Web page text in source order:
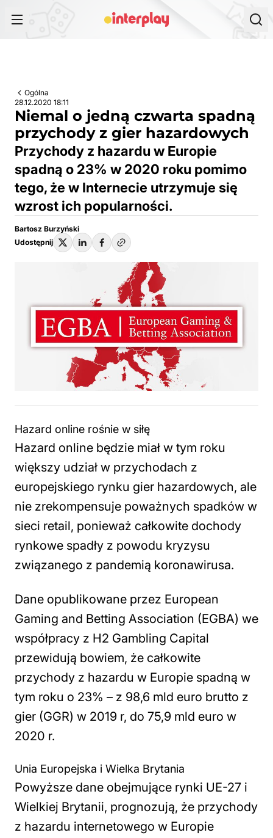
Ogólna
28.12.2020 18:11
Niemal o jedną czwarta spadną
przychody z gier hazardowych
Przychody z hazardu w Europie
spadną o 23% w 2020 roku pomimo
tego, że w Internecie utrzymuje się
wzrost ich popularności.
Bartosz Burzyński
Udostępnij
Hazard online rośnie w siłę
Hazard online będzie miał w tym roku
większy udział w przychodach z
europejskiego rynku gier hazardowych, ale
nie zrekompensuje poważnych spadków w
sieci retail, ponieważ całkowite dochody
rynkowe spadły z powodu kryzysu
związanego z pandemią koronawirusa.
Dane opublikowane przez European
Gaming and Betting Association (EGBA) we
współpracy z H2 Gambling Capital
przewidują bowiem, że całkowite
przychody z hazardu w Europie spadną w
tym roku o 23% – z 98,6 mld euro brutto z
gier (GGR) w 2019 r, do 75,9 mld euro w
2020 r.
Unia Europejska i Wielka Brytania
Powyższe dane obejmujące rynki UE-27 i
Wielkiej Brytanii, prognozują, że przychody
z hazardu internetowego w Europie